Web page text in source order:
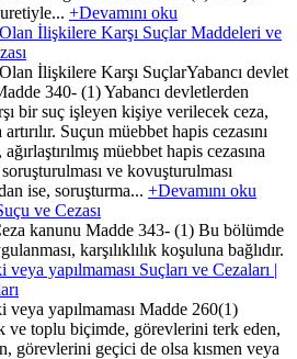
+Devamını oku
İlişkilere Karşı Suçlar Maddeleri ve
İlişkilere Karşı SuçlarYabancı devlet
340- (1) Yabancı devletlerden
bir suç işleyen kişiye verilecek ceza,
Suçun müebbet hapis cezasını
müebbet hapis cezasına
ve kovuşturulması
ise, soruşturma... +Devamını oku
ve Cezası
kanunu Madde 343- (1) Bu bölümde
karşılıklılık koşuluna bağlıdır.
yapılmaması Suçları ve Cezaları |
yapılmaması Madde 260(1)
ve toplu biçimde, görevlerini terk eden,
görevlerini geçici de olsa kısmen veya